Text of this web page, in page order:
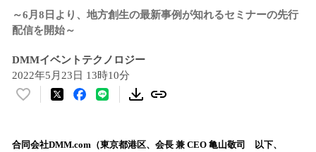
～6月8日より、地方創生の最新事例が知れるセミナーの先行
配信を開始～
DMMイベントテクノロジー
2022年5月23日 13時10分
い
！
合同会社DMM.com（東京都港区、会長 兼 CEO 亀山敬司 以下、